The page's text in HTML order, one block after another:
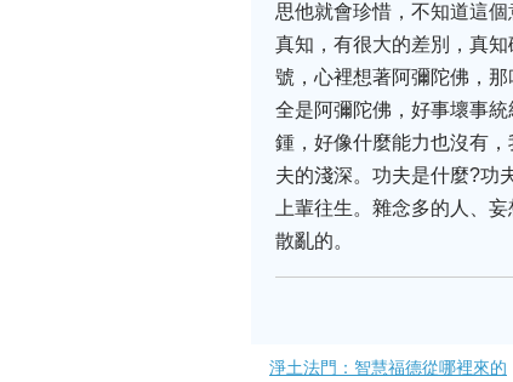
思他就會珍惜，不知道這
真知，有很大的差別，真
號，心裡想著阿彌陀佛，
全是阿彌陀佛，好事壞事
鍾，好像什麼能力也沒有
夫的淺深。功夫是什麼?功
上輩往生。雜念多的人、
散亂的。
淨土法門：智慧福德從哪裡來的